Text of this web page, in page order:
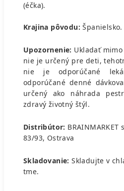
(éčka).
Krajina pôvodu: Španielsko.
Upozornenie: Ukladať
nie je určený pre deti,
nie je odporúčané
odporúčané denné
určený ako náhrada
zdravý životný štýl.
Distribútor: BRAINMARKET
83/93, Ostrava
Skladovanie:Skladujte v
tme.